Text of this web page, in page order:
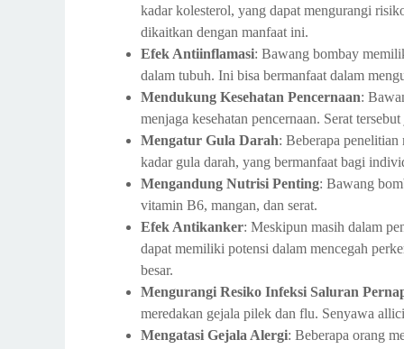
kadar kolesterol, yang dapat mengurangi
dikaitkan dengan manfaat ini.
Efek Antiinflamasi: Bawang bombay
dalam tubuh. Ini bisa bermanfaat dalam
Mendukung Kesehatan Pencernaan:
menjaga kesehatan pencernaan. Serat
Mengatur Gula Darah: Beberapa
kadar gula darah, yang bermanfaat bagi
Mengandung Nutrisi Penting: Bawang
vitamin B6, mangan, dan serat.
Efek Antikanker: Meskipun masih dalam
dapat memiliki potensi dalam mencegah
besar.
Mengurangi Resiko Infeksi Saluran
meredakan gejala pilek dan flu. Senyawa
Mengatasi Gejala Alergi: Beberapa orang